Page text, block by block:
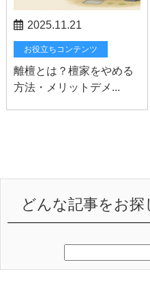
2025.11.21
お役立ちコンテンツ
離檀とは？檀家をやめる
方法・メリットデメ...
どんな記事をお